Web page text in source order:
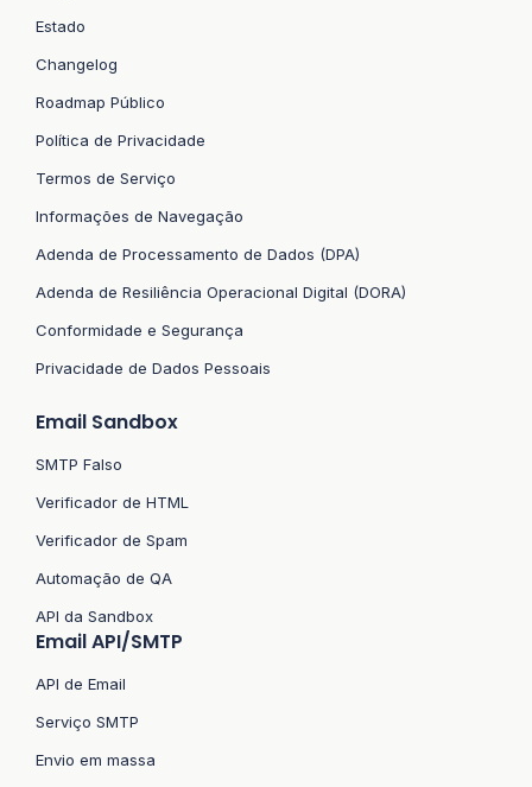
Estado
Changelog
Roadmap Público
Política de Privacidade
Termos de Serviço
Informações de Navegação
Adenda de Processamento de Dados (DPA)
Adenda de Resiliência Operacional Digital (DORA)
Conformidade e Segurança
Privacidade de Dados Pessoais
Email Sandbox
SMTP Falso
Verificador de HTML
Verificador de Spam
Automação de QA
API da Sandbox
Email API/SMTP
API de Email
Serviço SMTP
Envio em massa